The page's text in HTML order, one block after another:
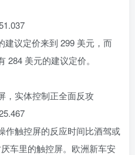
建议定价来到 299 美元，而
284 美元的建议定价。
，实体控制正全面反攻
作触控屏的反应时间比酒驾或
车里的触控屏。欧洲新车安